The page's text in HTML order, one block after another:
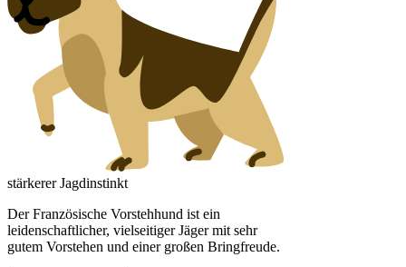
stärkerer Jagdinstinkt
Der Französische Vorstehhund ist ein
leidenschaftlicher, vielseitiger Jäger mit sehr
gutem Vorstehen und einer großen Bringfreude.